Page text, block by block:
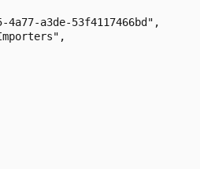
4a77-a3de-53f4117466bd",